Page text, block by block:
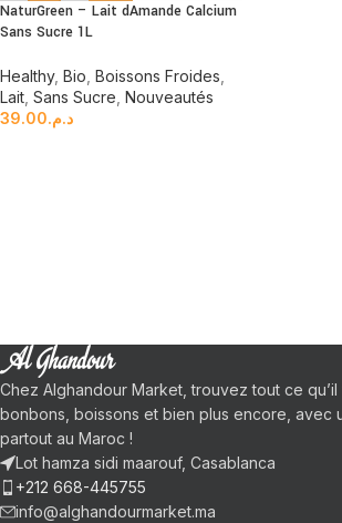
NaturGreen – Lait dAmande Calcium
Sans Sucre 1L
Healthy, Bio Boissons Froides
Lait Sans Sucre Nouveautés
د.م.39.00
Chez Alghandour Market, trouvez tout ce qu’il
bonbons, boissons et bien plus encore, avec
partout au Maroc !
Lot hamza sidi maarouf, Casablanca
+212 668-445755
info@alghandourmarket.ma